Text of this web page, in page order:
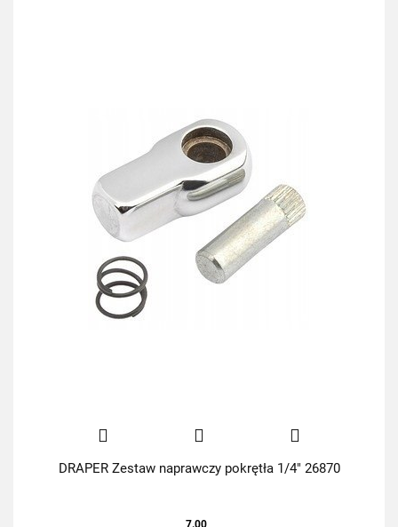
DRAPER Zestaw naprawczy pokrętła 1/4" 26870
7.00